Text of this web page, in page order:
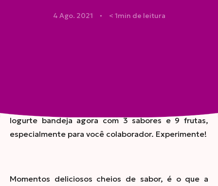
4 Ago. 2021 ● < 1min de leitura
Iogurte bandeja agora com 3 sabores e 9 frutas,
especialmente para você colaborador. Experimente!
Momentos deliciosos cheios de sabor, é o que a